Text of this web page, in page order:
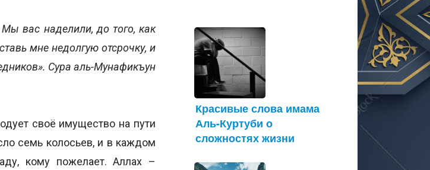
Мы вас наделили, до того, как
мне недолгую отсрочку, и
Сура аль-Мунафикъун
своё имущество на пути
семь колосьев, и в каждом
кому пожелает. Аллах –
Красивые слова имама
Аль-Куртуби о
сложностях жизни